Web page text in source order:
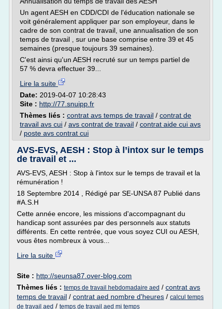
Un agent AESH en CDD/CDI de l'éducation nationale se
voit généralement appliquer par son employeur, dans le
cadre de son contrat de travail, une annualisation de son
temps de travail , sur une base comprise entre 39 et 45
semaines (presque toujours 39 semaines).
C'est ainsi qu'un AESH recruté sur un temps partiel de
57 % devra effectuer 39...
Lire la suite
Date: 2019-04-07 10:28:43
Site : http://77.snuipp.fr
Thèmes liés : contrat avs temps de travail / contrat de
travail avs cui / avs contrat de travail / contrat aide cui avs
/ poste avs contrat cui
AVS-EVS, AESH : Stop à l’intox sur le temps
de travail et ...
AVS-EVS, AESH : Stop à l'intox sur le temps de travail et la
rémunération !
18 Septembre 2014 , Rédigé par SE-UNSA 87 Publié dans
#A.S.H
Cette année encore, les missions d'accompagnant du
handicap sont assurées par des personnels aux statuts
différents. En cette rentrée, que vous soyez CUI ou AESH,
vous êtes nombreux à vous...
Lire la suite
Site : http://seunsa87.over-blog.com
Thèmes liés : temps de travail hebdomadaire aed / contrat avs
temps de travail / contrat aed nombre d'heures / calcul temps
de travail aed / temps de travail aed mi temps